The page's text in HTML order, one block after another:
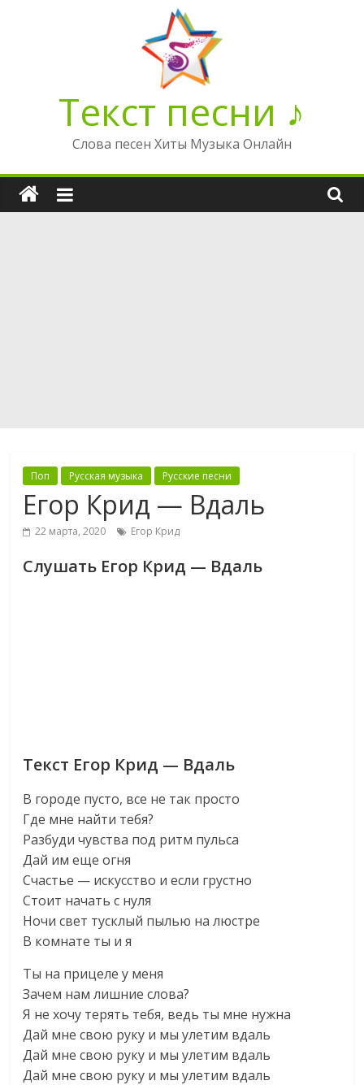
Текст песни ♪
Слова песен Хиты Музыка Онлайн
Поп Русская музыка Русские песни
Егор Крид — Вдаль
22 марта, 2020 Егор Крид
Слушать Егор Крид — Вдаль
Текст Егор Крид — Вдаль
В городе пусто, все не так просто
Где мне найти тебя?
Разбуди чувства под ритм пульса
Дай им еще огня
Счастье — искусство и если грустно
Стоит начать с нуля
Ночи свет тусклый пылью на люстре
В комнате ты и я
Ты на прицеле у меня
Зачем нам лишние слова?
Я не хочу терять тебя, ведь ты мне нужна
Дай мне свою руку и мы улетим вдаль
Дай мне свою руку и мы улетим вдаль
Дай мне свою руку и мы улетим вдаль